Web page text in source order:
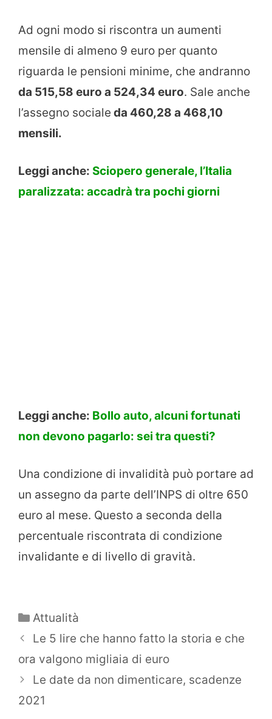
Ad ogni modo si riscontra un aumenti
mensile di almeno 9 euro per quanto
riguarda le pensioni minime, che andranno
da 515,58 euro a 524,34 euro. Sale anche
l’assegno sociale da 460,28 a 468,10
mensili.
Leggi anche: Sciopero generale, l’Italia
paralizzata: accadrà tra pochi giorni
Leggi anche: Bollo auto, alcuni fortunati
non devono pagarlo: sei tra questi?
Una condizione di invalidità può portare ad
un assegno da parte dell’INPS di oltre 650
euro al mese. Questo a seconda della
percentuale riscontrata di condizione
invalidante e di livello di gravità.
Categorie
Attualità
Le 5 lire che hanno fatto la storia e che
ora valgono migliaia di euro
Le date da non dimenticare, scadenze
2021